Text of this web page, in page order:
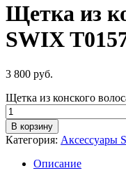
Щетка из
SWIX
3 800 руб.
Щетка из конского
В корзину
Категория: Аксессуары
Описание